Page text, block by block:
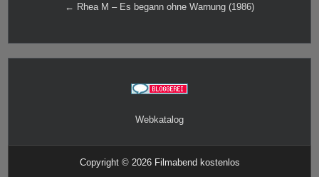
← Rhea M – Es begann ohne Warnung (1986)
Webkatalog
Copyright © 2026 Filmabend kostenlos